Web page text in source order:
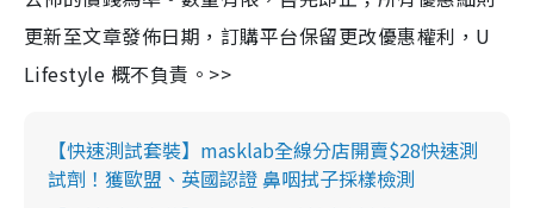
更新至文章發佈日期，訂購平台保留更改優惠權利，U
Lifestyle 概不負責。>>
【快速測試套裝】masklab全線分店開賣$28快速測
試劑！獲歐盟、英國認證 鼻咽拭子採樣檢測